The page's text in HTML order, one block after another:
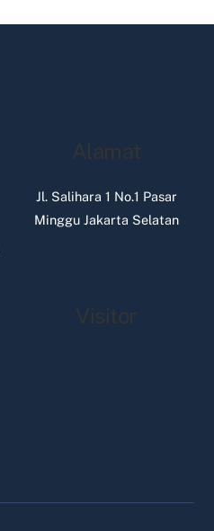
Alamat
Jl. Salihara 1 No.1 Pasar
Minggu Jakarta Selatan
Visitor